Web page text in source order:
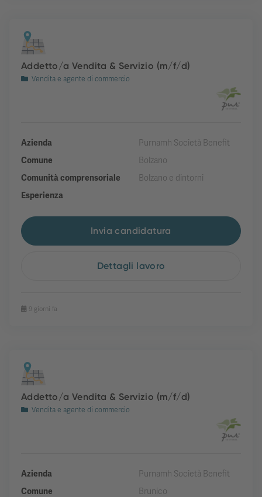
Addetto/a Vendita & Servizio (m/f/d)
Vendita e agente di commercio
Azienda
Purnamh Società Benefit
Comune
Bolzano
Comunità comprensoriale
Bolzano e dintorni
Esperienza
Invia candidatura
Dettagli lavoro
9 giorni fa
Addetto/a Vendita & Servizio (m/f/d)
Vendita e agente di commercio
Azienda
Purnamh Società Benefit
Comune
Brunico